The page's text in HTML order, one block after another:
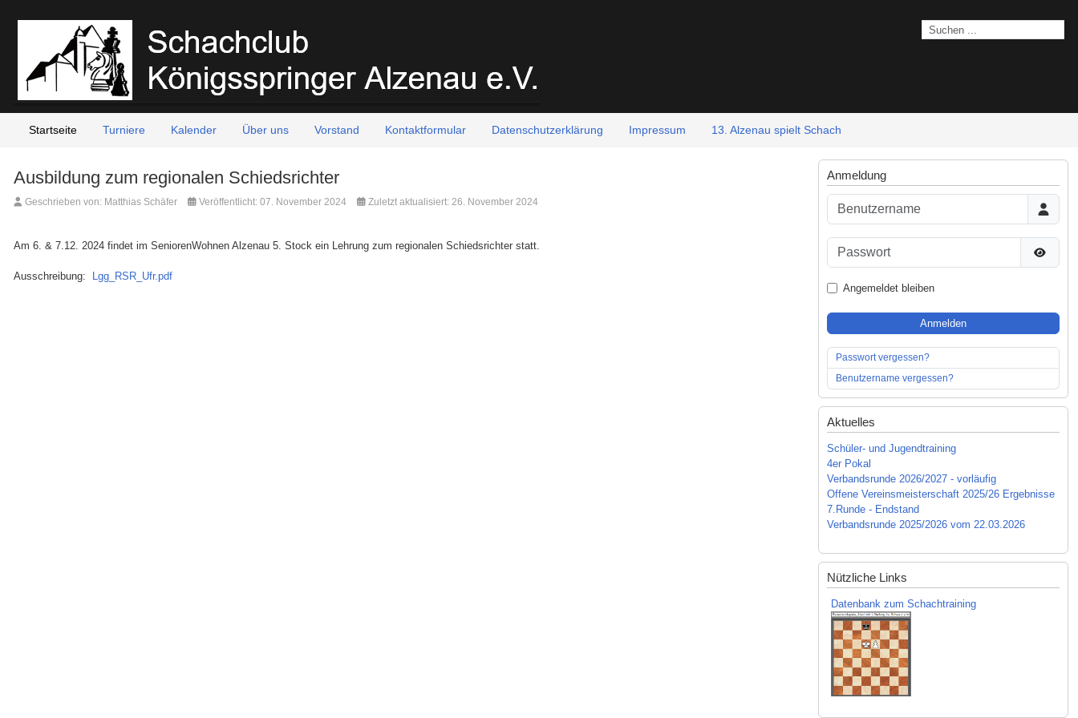
Startseite Turniere Kalender Über uns Vorstand Kontaktformular Datenschutzerklärung Impressum 13. Alzenau spielt Schach
Ausbildung zum regionalen Schiedsrichter
Geschrieben von: Matthias Schäfer Veröffentlicht: 07. November 2024 Zuletzt aktualisiert: 26. November 2024
Am 6. & 7.12. 2024 findet im SeniorenWohnen Alzenau 5. Stock ein Lehrung zum regionalen Schiedsrichter statt.
Ausschreibung: Lgg_RSR_Ufr.pdf
Anmeldung
Benutzername
Passwort
Angemeldet bleiben
Anmelden
Passwort vergessen?
Benutzername vergessen?
Aktuelles
Schüler- und Jugendtraining
4er Pokal
Verbandsrunde 2026/2027 - vorläufig
Offene Vereinsmeisterschaft 2025/26 Ergebnisse
7.Runde - Endstand
Verbandsrunde 2025/2026 vom 22.03.2026
Nützliche Links
Datenbank zum Schachtraining